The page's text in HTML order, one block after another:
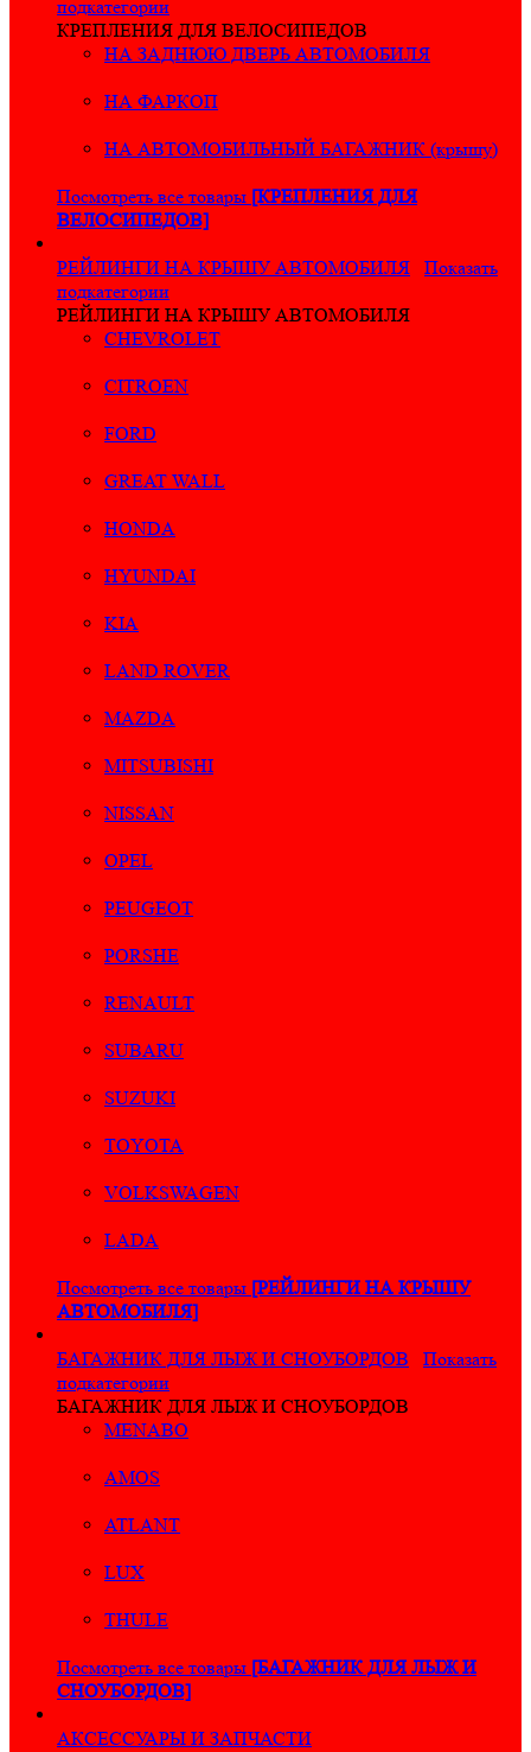
подкатегории
КРЕПЛЕНИЯ ДЛЯ ВЕЛОСИПЕДОВ
НА ЗАДНЮЮ ДВЕРЬ АВТОМОБИЛЯ
НА ФАРКОП
НА АВТОМОБИЛЬНЫЙ БАГАЖНИК (крышу)
Посмотреть все товары [КРЕПЛЕНИЯ ДЛЯ
ВЕЛОСИПЕДОВ]
РЕЙЛИНГИ НА КРЫШУ АВТОМОБИЛЯ
Показать
подкатегории
РЕЙЛИНГИ НА КРЫШУ АВТОМОБИЛЯ
CHEVROLET
CITROEN
FORD
GREAT WALL
HONDA
HYUNDAI
KIA
LAND ROVER
MAZDA
MITSUBISHI
NISSAN
OPEL
PEUGEOT
PORSHE
RENAULT
SUBARU
SUZUKI
TOYOTA
VOLKSWAGEN
LADA
Посмотреть все товары [РЕЙЛИНГИ НА КРЫШУ
АВТОМОБИЛЯ]
БАГАЖНИК ДЛЯ ЛЫЖ И СНОУБОРДОВ
Показать
подкатегории
БАГАЖНИК ДЛЯ ЛЫЖ И СНОУБОРДОВ
MENABO
AMOS
ATLANT
LUX
THULE
Посмотреть все товары [БАГАЖНИК ДЛЯ ЛЫЖ И
СНОУБОРДОВ]
АКСЕССУАРЫ И ЗАПЧАСТИ